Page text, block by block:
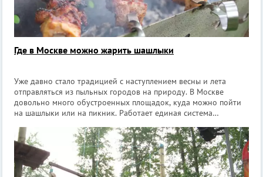
Где в Москве можно жарить шашлыки
Уже давно стало традицией с наступлением весны и лета
отправляться из пыльных городов на природу. В Москве
довольно много обустроенных площадок, куда можно пойти
на шашлыки или на пикник. Работает единая система
многие ранее бесплатные площадки те